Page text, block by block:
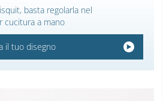
basta regolarla nel
cucitura a mano
il tuo disegno